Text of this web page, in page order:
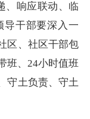
、响应联动、临
导干部要深入一
区、社区干部包
班、24小时值班
守土负责、守土